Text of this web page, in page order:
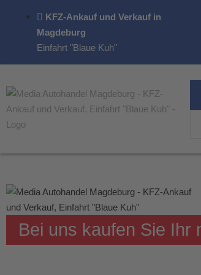
KFZ-Ankauf und Verkauf in
Magdeburg
Einfahrt "Blaue Kuh"
Bei uns kaufen Sie Ihr